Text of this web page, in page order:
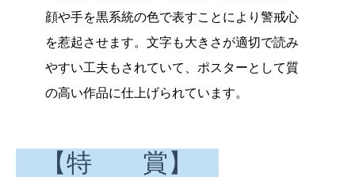
顔や手を黒系統の色で表すことにより警戒心
を惹起させます。文字も大きさが適切で読み
やすい工夫もされていて、ポスターとして質
の高い作品に仕上げられています。
【特 賞】